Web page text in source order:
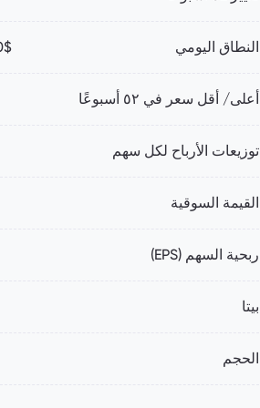
النطاق اليومي
أعلى/ أقل سعر في ٥٢ أسبوعًا
توزيعات الأرباح لكل سهم
القيمة السوقية
ربحية السهم (EPS)
بيتا
الحجم